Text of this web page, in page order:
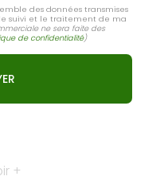
des données transmises
suivi et le traitement de ma
ne sera faite des
de confidentialité)
+